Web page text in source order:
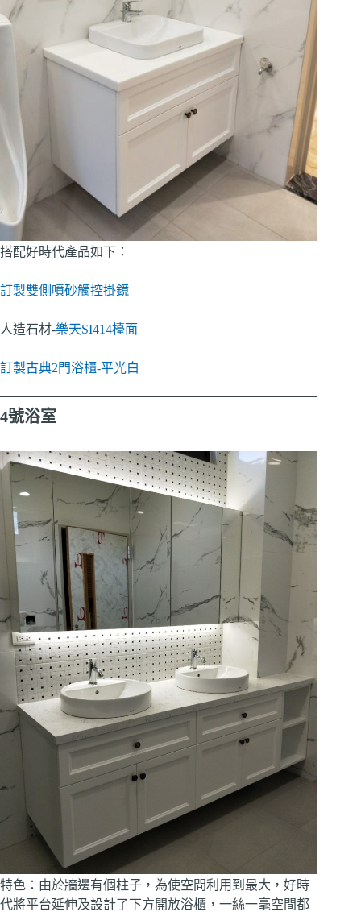
搭配好時代產品如下：
訂製雙側噴砂觸控掛鏡
人造石材-樂天SI414檯面
訂製古典2門浴櫃-平光白
4號浴室
特色：由於牆邊有個柱子，為使空間利用到最大，好時
代將平台延伸及設計了下方開放浴櫃，一絲一毫空間都